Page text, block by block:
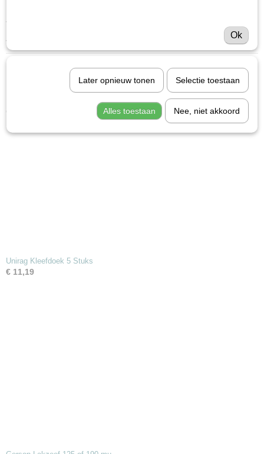
- 50 tip potjes van 50 ml met kwast
- keurig in doos met label
Save
Unirag Kleefdoek 5 Stuks
€ 11,19
Ok
Later opnieuw tonen Selectie toestaan
Alles toestaan Nee, niet akkoord